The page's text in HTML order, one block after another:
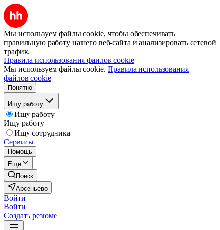
Мы используем файлы cookie, чтобы обеспечивать
правильную работу нашего веб-сайта и анализировать сетевой
трафик.
Правила использования файлов cookie
Мы используем файлы cookie. Правила использования
файлов cookie
Понятно
Ищу работу
Ищу работу
Ищу работу
Ищу сотрудника
Сервисы
Помощь
Ещё
Поиск
Арсеньево
Войти
Войти
Создать резюме